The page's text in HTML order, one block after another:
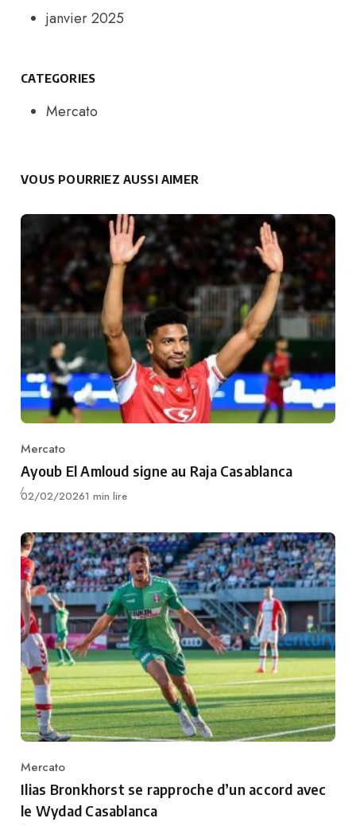
janvier 2025
CATEGORIES
Mercato
VOUS POURRIEZ AUSSI AIMER
Category
Mercato
Ayoub El Amloud signe au Raja Casablanca
Publié
02/02/20261 min lire
Category
Mercato
Ilias Bronkhorst se rapproche d’un accord avec
le Wydad Casablanca